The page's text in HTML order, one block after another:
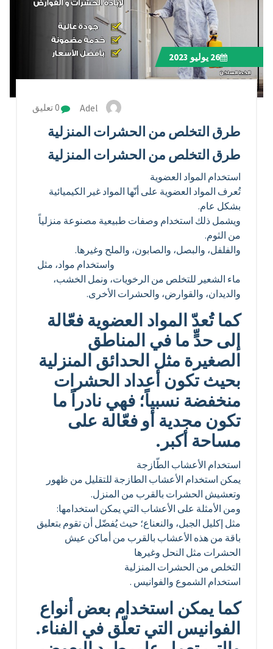
26يوليو 2023
Adel 0 تعليق
طرق التخلص من الحشرات المنزلية
طرق التخلص من الحشرات المنزلية
استخدام المواد العضوية
تُعرف المواد العضوية على أنّها المواد غير الكيميائية
بشكل عام.
ويشمل ذلك استخدام وصفات طبيعية مصنوعة منزلياً
من الثوم.
والفلفل، والبصل، والصابون، والملح وغيرها.
واستخدام مواد، مثل
ماء الشعير للتخلص من الرخويات، ونمل الخشب،
والديدان، والقوارض، والحشرات الأخرى.
كما تُعدّ المواد العضوية فعّالة
إلى حدٍّ ما في المناطق
الصغيرة مثل الحدائق المنزلية
بحيث تكون أعداد الحشرات
منخفضة نسبياً؛ فهي نادراً ما
تكون مجدية أو فعّالة على
مساحة أكبر.
استخدام الأعشاب الطّازجة
يمكن استخدام الأعشاب الطازجة للتقليل من ظهور
وتعشيش الحشرات بالقرب من المنزل.
ومن الأمثلة على الأعشاب التي يمكن استخدامها:
مثل إكليل الجبل، والنعناع؛ حيث يُفضّل أن تقوم بتعليق
باقة من هذه الأعشاب بالقرب من أماكن عيش
الحشرات مثل النحل وغيرها
التخلص من الحشرات المنزلية
استخدام الشموع والفوانيس .
كما يمكن استخدام بعض أنواع
الفوانيس التي تعلّق في الفناء.